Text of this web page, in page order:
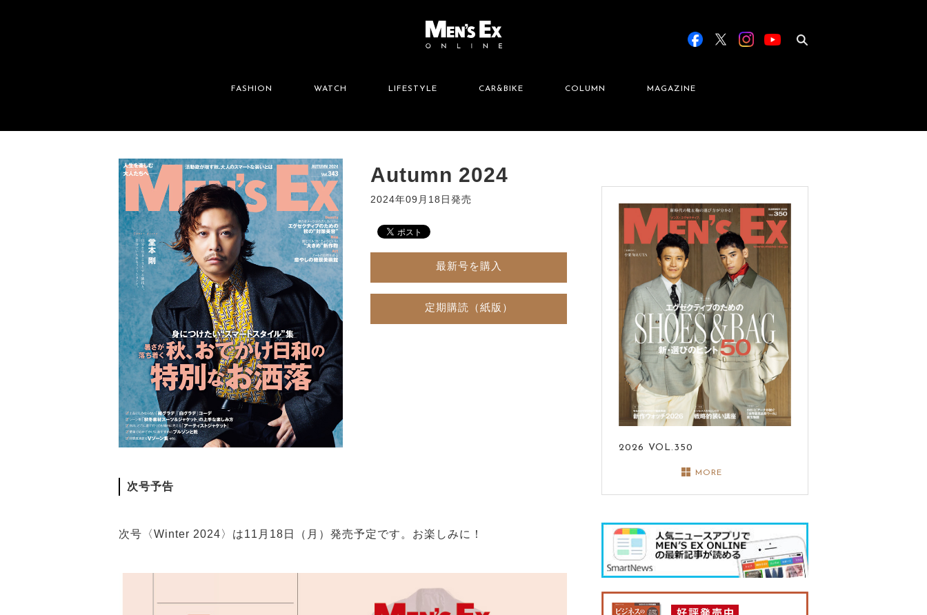
FASHION WATCH LIFESTYLE CAR&BIKE COLUMN MAGAZINE
Autumn 2024
2024年09月18日発売
最新号を購入
定期購読（紙版）
次号予告
次号〈Winter 2024〉は11月18日（月）発売予定です。お楽しみに！
2026 VOL.350
MORE